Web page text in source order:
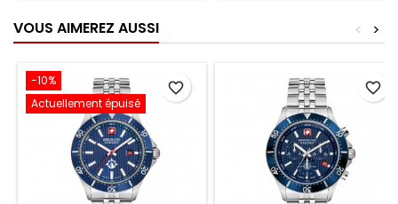
VOUS AIMEREZ AUSSI >
<
-10%
Actuellement épuisé
favorite_border favorite_border